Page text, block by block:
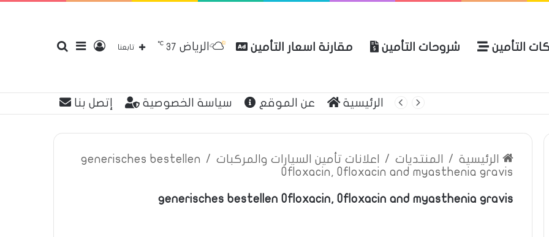
التأمين شروحات التأمين مقارنة اسعار التأمين إضافة
عمود
تسجيل
الدخول
تابعنا الرياض 37
℃
الرئيسية عن الموقع سياسة الخصوصية إتصل بنا
الرئيسية / المنتديات / اعلانات تأمين السيارات والمركبات /
generisches bestellen
Ofloxacin, Ofloxacin and myasthenia gravis
generisches bestellen Ofloxacin, Ofloxacin and myasthenia gravis